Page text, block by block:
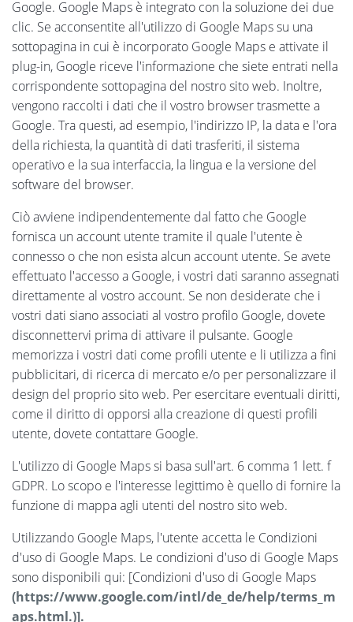
Google. Google Maps è integrato con la soluzione dei due
clic. Se acconsentite all'utilizzo di Google Maps su una
sottopagina in cui è incorporato Google Maps e attivate il
plug-in, Google riceve l'informazione che siete entrati nella
corrispondente sottopagina del nostro sito web. Inoltre,
vengono raccolti i dati che il vostro browser trasmette a
Google. Tra questi, ad esempio, l'indirizzo IP, la data e l'ora
della richiesta, la quantità di dati trasferiti, il sistema
operativo e la sua interfaccia, la lingua e la versione del
software del browser.
Ciò avviene indipendentemente dal fatto che Google
fornisca un account utente tramite il quale l'utente è
connesso o che non esista alcun account utente. Se avete
effettuato l'accesso a Google, i vostri dati saranno assegnati
direttamente al vostro account. Se non desiderate che i
vostri dati siano associati al vostro profilo Google, dovete
disconnettervi prima di attivare il pulsante. Google
memorizza i vostri dati come profili utente e li utilizza a fini
pubblicitari, di ricerca di mercato e/o per personalizzare il
design del proprio sito web. Per esercitare eventuali diritti,
come il diritto di opporsi alla creazione di questi profili
utente, dovete contattare Google.
L'utilizzo di Google Maps si basa sull'art. 6 comma 1 lett. f
GDPR. Lo scopo e l'interesse legittimo è quello di fornire la
funzione di mappa agli utenti del nostro sito web.
Utilizzando Google Maps, l'utente accetta le Condizioni
d'uso di Google Maps. Le condizioni d'uso di Google Maps
sono disponibili qui: [Condizioni d'uso di Google Maps
(https://www.google.com/intl/de_de/help/terms_m
aps.html.)].